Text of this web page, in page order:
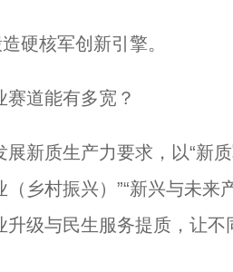
核军创新引擎。
道能有多宽？
质生产力要求，以“新质
乡村振兴）”“新兴与未来
升级与民生服务提质，让